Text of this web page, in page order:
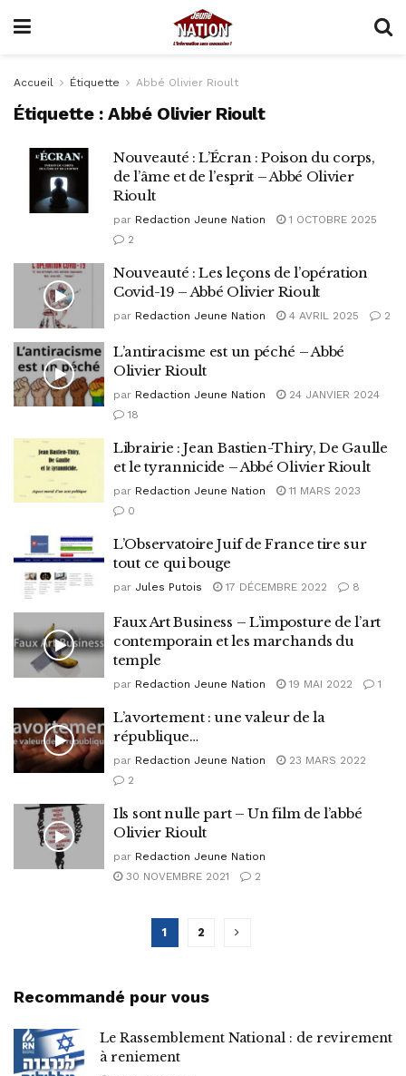
Accueil Étiquette Abbé Olivier Rioult
Étiquette :Abbé Olivier Rioult
Nouveauté : L’Écran : Poison du corps,
de l’âme et de l’esprit – Abbé Olivier
Rioult
par Redaction Jeune Nation
1 OCTOBRE 2025
2
Nouveauté : Les leçons de l’opération
Covid-19 – Abbé Olivier Rioult
par Redaction Jeune Nation 4 AVRIL 2025 2
L’antiracisme est un péché – Abbé
Olivier Rioult
par Redaction Jeune Nation
24 JANVIER 2024
18
Librairie : Jean Bastien-Thiry, De Gaulle
et le tyrannicide – Abbé Olivier Rioult
par Redaction Jeune Nation
11 MARS 2023
0
L’Observatoire Juif de France tire sur
tout ce qui bouge
par Jules Putois 17 DÉCEMBRE 2022 8
Faux Art Business – L’imposture de l’art
contemporain et les marchands du
temple
par Redaction Jeune Nation 19 MAI 2022 1
L’avortement : une valeur de la
république…
par Redaction Jeune Nation
23 MARS 2022
2
Ils sont nulle part – Un film de l’abbé
Olivier Rioult
par Redaction Jeune Nation
30 NOVEMBRE 2021
2
1 2
Recommandé pour vous
Le Rassemblement National : de revirement
à reniement